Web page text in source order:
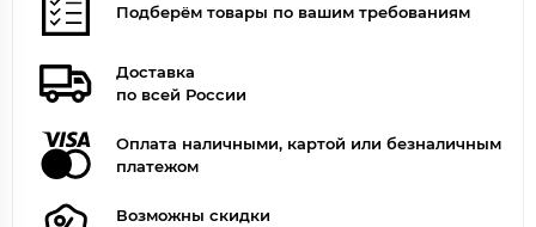
Подберём товары по вашим требованиям
Доставка
по всей России
Оплата наличными, картой или безналичным
платежом
Возможны скидки